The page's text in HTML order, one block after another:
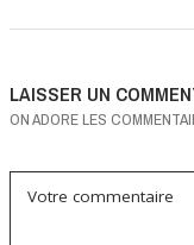
LAISSER UN
ON ADORE LES
Votre commentaire